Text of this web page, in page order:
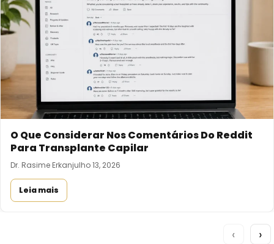
O Que Considerar Nos Comentários Do Reddit
Para Transplante Capilar
Dr. Rasime Erkanjulho 13, 2026
Leia mais
‹ ›